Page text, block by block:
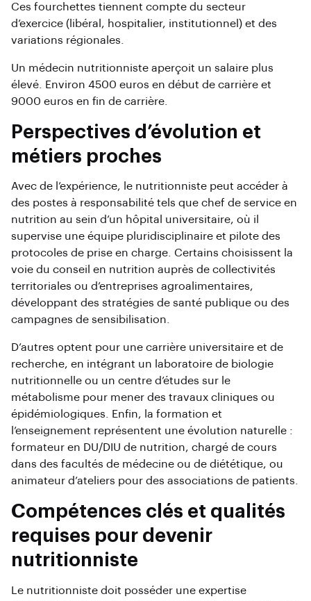
Ces fourchettes tiennent compte du secteur
d’exercice (libéral, hospitalier, institutionnel) et des
variations régionales.
Un médecin nutritionniste aperçoit un salaire plus
élevé. Environ 4500 euros en début de carrière et
9000 euros en fin de carrière.
Perspectives d’évolution et
métiers proches
Avec de l’expérience, le nutritionniste peut accéder à
des postes à responsabilité tels que chef de service en
nutrition au sein d’un hôpital universitaire, où il
supervise une équipe pluridisciplinaire et pilote des
protocoles de prise en charge. Certains choisissent la
voie du conseil en nutrition auprès de collectivités
territoriales ou d’entreprises agroalimentaires,
développant des stratégies de santé publique ou des
campagnes de sensibilisation.
D’autres optent pour une carrière universitaire et de
recherche, en intégrant un laboratoire de biologie
nutritionnelle ou un centre d’études sur le
métabolisme pour mener des travaux cliniques ou
épidémiologiques. Enfin, la formation et
l’enseignement représentent une évolution naturelle :
formateur en DU/DIU de nutrition, chargé de cours
dans des facultés de médecine ou de diététique, ou
animateur d’ateliers pour des associations de patients.
Compétences clés et qualités
requises pour devenir
nutritionniste
Le nutritionniste doit posséder une expertise